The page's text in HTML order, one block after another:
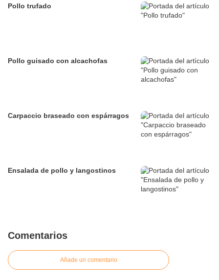
Pollo trufado
Pollo guisado con alcachofas
Carpaccio braseado con espárragos
Ensalada de pollo y langostinos
Comentarios
Añade un comentario